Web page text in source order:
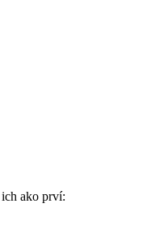
ako prví: